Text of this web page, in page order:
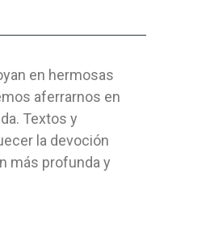
en hermosas
aferrarnos en
Textos y
la devoción
más profunda y